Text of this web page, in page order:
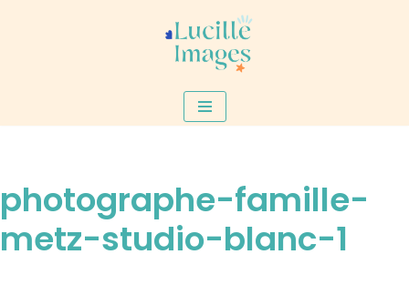
photographe-famille-
metz-studio-blanc-1